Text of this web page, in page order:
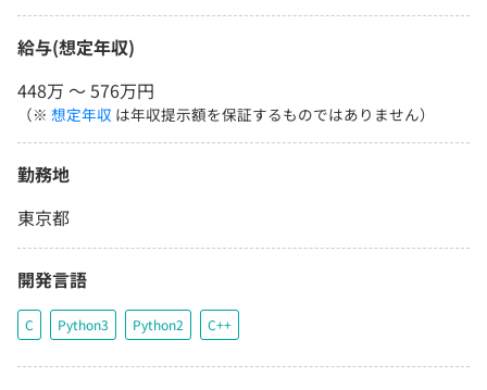
給与(想定年収)
448万 〜 576万円
（※ 想定年収 は年収提示額を保証するものではありません）
勤務地
東京都
開発言語
C Python3 Python2 C++